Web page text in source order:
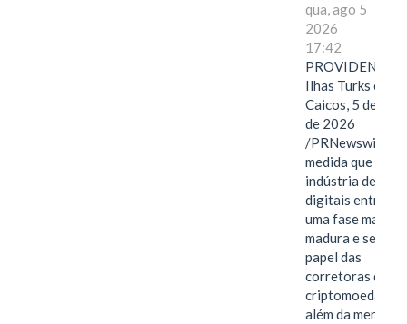
qua, ago 5
2026
17:42
Ilhas Turks e
Caicos, 5 de
de 2026
/PRNewswire/
medida que a
indústria de
digitais entra em
uma fase mais
madura e
papel das
corretoras de
criptomoedas
além da mera